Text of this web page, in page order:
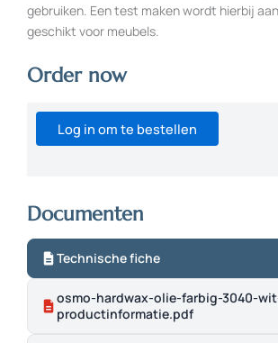
gebruiken. Een test maken wordt hierbij
geschikt voor meubels.
Order now
Log in om te bestellen
Documenten
Technische fiche
osmo-hardwax-olie-farbig-3040-
productinformatie.pdf